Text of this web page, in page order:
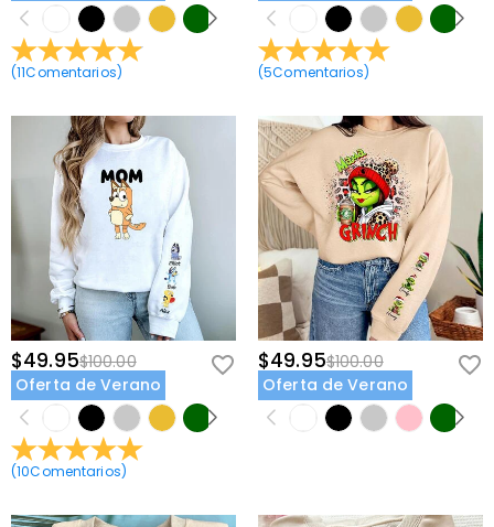
(11Comentarios) (5Comentarios)
$49.95$100.00
Oferta de Verano
(10Comentarios)
$49.95$100.00
Oferta de Verano